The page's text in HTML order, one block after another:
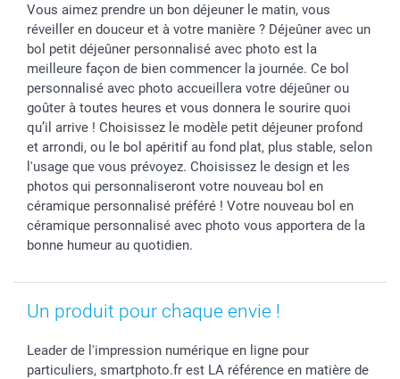
Dénicheur d'idées cadeau
Baptême
Toussaint
Rentrée des classes
Saint-Valentin
Vacances
Gestion des cookies
Tarifs
Partenariats & Influence
Investisseurs
Livraison
Modes de paiement
Grandes quantités
Statut de ma commande
Vous aimez prendre un bon déjeuner le matin, vous
réveiller en douceur et à votre manière ? Déjeûner avec un
bol petit déjeûner personnalisé avec photo est la
meilleure façon de bien commencer la journée. Ce bol
personnalisé avec photo accueillera votre déjeûner ou
goûter à toutes heures et vous donnera le sourire quoi
qu’il arrive ! Choisissez le modèle petit déjeuner profond
et arrondi, ou le bol apéritif au fond plat, plus stable, selon
l'usage que vous prévoyez. Choisissez le design et les
photos qui personnaliseront votre nouveau bol en
céramique personnalisé préféré ! Votre nouveau bol en
céramique personnalisé avec photo vous apportera de la
bonne humeur au quotidien.
Un produit pour chaque envie !
Leader de l'impression numérique en ligne pour
particuliers, smartphoto.fr est LA référence en matière de